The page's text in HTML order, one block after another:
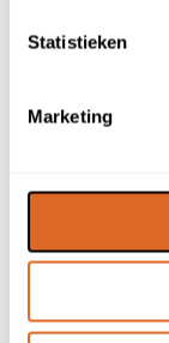
Statistieken
Marketing